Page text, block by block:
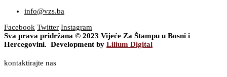
info@vzs.ba
Facebook Twitter Instagram
Sva prava pridržana © 2023 Vijeće Za Štampu u Bosni i
Hercegovini. Development by Lilium Digital
kontaktirajte nas